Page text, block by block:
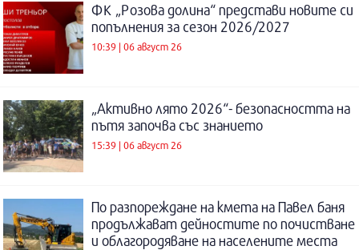
ФК „Розова долина“ представи новите си
попълнения за сезон 2026/2027
10:39 | 06 август 26
„Активно лято 2026“- безопасността на
пътя започва със знанието
15:39 | 06 август 26
По разпореждане на кмета на Павел баня
продължават дейностите по почистване
и облагородяване на населените места